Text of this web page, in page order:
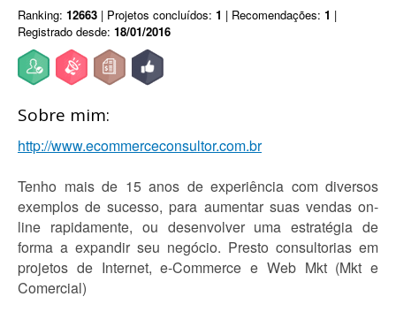
Ranking: 12663 | Projetos concluídos: 1 | Recomendações: 1 |
Registrado desde: 18/01/2016
Sobre mim:
http://www.ecommerceconsultor.com.br
Tenho mais de 15 anos de experiência com diversos
exemplos de sucesso, para aumentar suas vendas on-
line rapidamente, ou desenvolver uma estratégia de
forma a expandir seu negócio. Presto consultorias em
projetos de Internet, e-Commerce e Web Mkt (Mkt e
Comercial)